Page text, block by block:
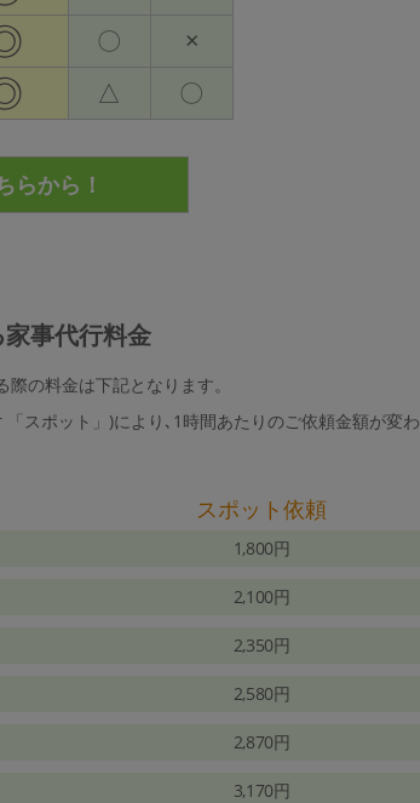
〇 ×
△ 〇
事代行料金
の料金は下記となります。
スポット」)により､1時間あたりのご依頼金額が変わ
スポット依頼
1,800円
2,100円
2,350円
2,580円
2,870円
3,170円